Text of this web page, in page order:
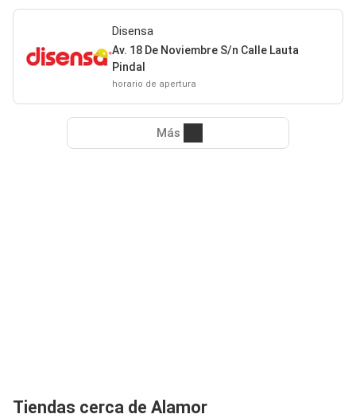
Disensa
Av. 18 De Noviembre S/n Calle Lauta
Pindal
horario de apertura
Más
Tiendas cerca de Alamor